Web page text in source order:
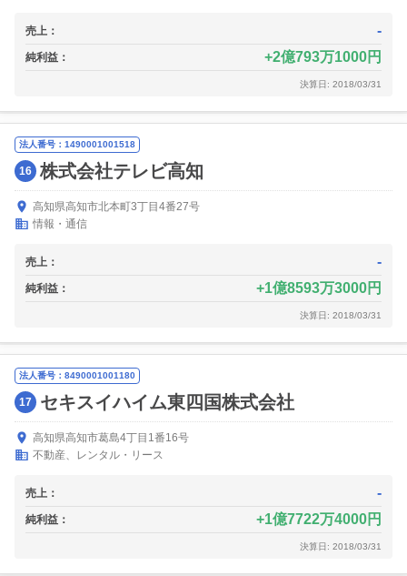
売上： -
純利益： 2億793万1000円
決算日: 2018/03/31
法人番号：1490001001518
16 株式会社テレビ高知
高知県高知市北本町3丁目4番27号
情報・通信
売上： -
純利益： 1億8593万3000円
決算日: 2018/03/31
法人番号：8490001001180
17 セキスイハイム東四国株式会社
高知県高知市葛島4丁目1番16号
不動産、レンタル・リース
売上： -
純利益： 1億7722万4000円
決算日: 2018/03/31